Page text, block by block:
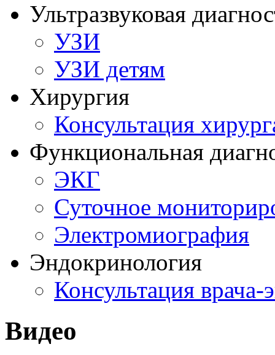
Ультразвуковая
УЗИ
УЗИ детям
Хирургия
Консультация
Функциональная
ЭКГ
Суточное
Электромиография
Эндокринология
Консультация врача-
Видео